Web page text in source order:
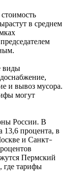
в среднем
виды
и вывоз мусора.
могут
России. В
13,6 процента, в
и Санкт–
Пермский
где тарифы